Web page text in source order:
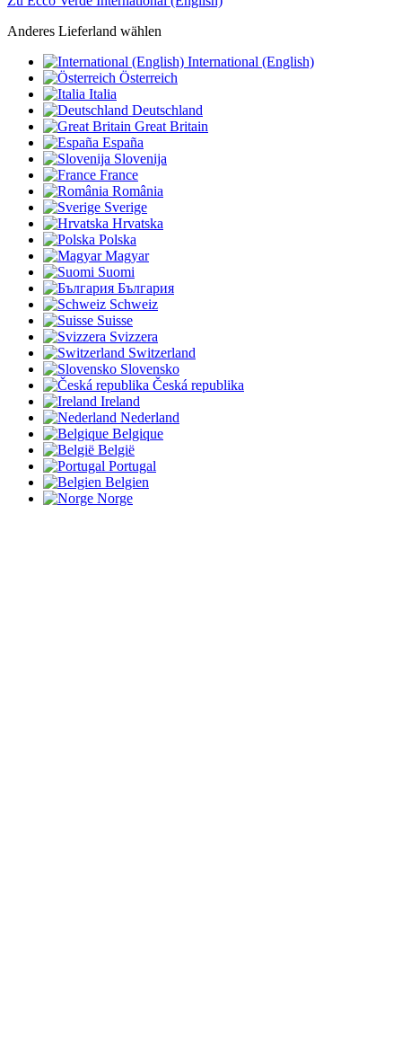
Anderes Lieferland wählen
International (English)
Österreich
Italia
Deutschland
Great Britain
España
Slovenija
France
România
Sverige
Hrvatska
Polska
Magyar
Suomi
България
Schweiz
Suisse
Svizzera
Switzerland
Slovensko
Česká republika
Ireland
Nederland
Belgique
België
Portugal
Belgien
Norge